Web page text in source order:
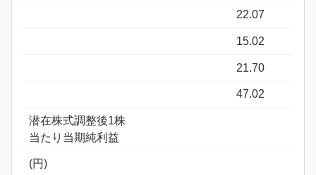
22.07
15.02
21.70
47.02
潜在株式調整後1株
当たり当期純利益
(円)